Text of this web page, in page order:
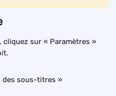
cliquez sur « Paramètres »
des sous-titres »